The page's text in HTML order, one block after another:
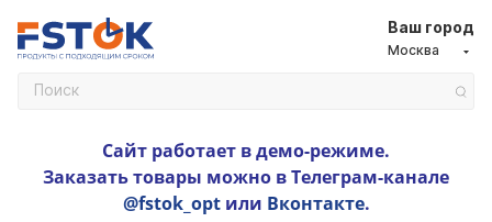
Ваш город
Москва
Сайт работает в демо-режиме.
Заказать товары можно в Телеграм-канале
@fstok_optили Вконтакте.